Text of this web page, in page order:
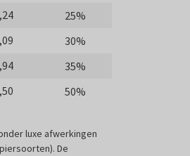
25%
30%
35%
50%
luxe afwerkingen
De